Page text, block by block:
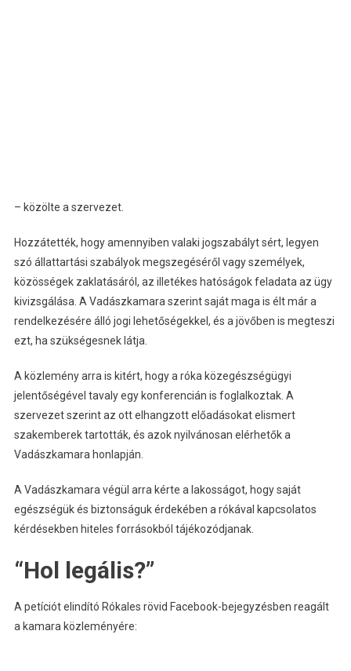
– közölte a szervezet.
Hozzátették, hogy amennyiben valaki jogszabályt sért, legyen
szó állattartási szabályok megszegéséről vagy személyek,
közösségek zaklatásáról, az illetékes hatóságok feladata az ügy
kivizsgálása. A Vadászkamara szerint saját maga is élt már a
rendelkezésére álló jogi lehetőségekkel, és a jövőben is megteszi
ezt, ha szükségesnek látja.
A közlemény arra is kitért, hogy a róka közegészségügyi
jelentőségével tavaly egy konferencián is foglalkoztak. A
szervezet szerint az ott elhangzott előadásokat elismert
szakemberek tartották, és azok nyilvánosan elérhetők a
Vadászkamara honlapján.
A Vadászkamara végül arra kérte a lakosságot, hogy saját
egészségük és biztonságuk érdekében a rókával kapcsolatos
kérdésekben hiteles forrásokból tájékozódjanak.
“Hol legális?”
A petíciót elindító Rókales rövid Facebook-bejegyzésben reagált
a kamara közleményére: